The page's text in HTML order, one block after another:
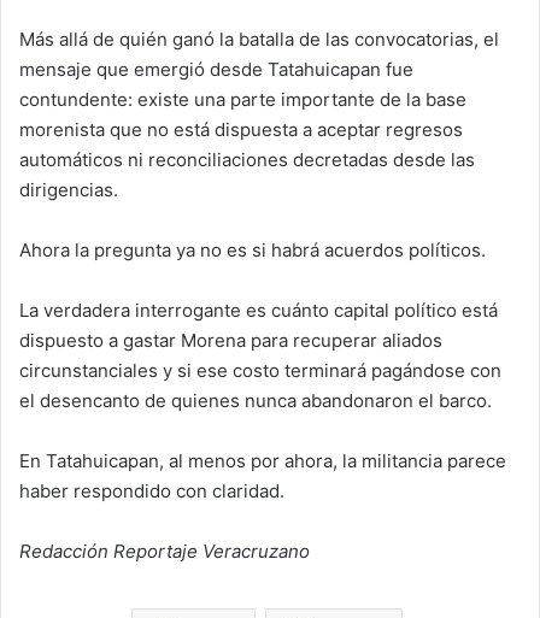
Más allá de quién ganó la batalla de las convocatorias, el
mensaje que emergió desde Tatahuicapan fue
contundente: existe una parte importante de la base
morenista que no está dispuesta a aceptar regresos
automáticos ni reconciliaciones decretadas desde las
dirigencias.
Ahora la pregunta ya no es si habrá acuerdos políticos.
La verdadera interrogante es cuánto capital político está
dispuesto a gastar Morena para recuperar aliados
circunstanciales y si ese costo terminará pagándose con
el desencanto de quienes nunca abandonaron el barco.
En Tatahuicapan, al menos por ahora, la militancia parece
haber respondido con claridad.
Redacción Reportaje Veracruzano